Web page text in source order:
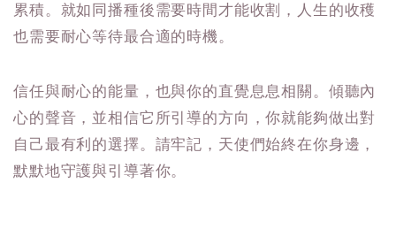
累積。就如同播種後需要時間才能收割，人生的收穫
也需要耐心等待最合適的時機。
信任與耐心的能量，也與你的直覺息息相關。傾聽內
心的聲音，並相信它所引導的方向，你就能夠做出對
自己最有利的選擇。請牢記，天使們始終在你身邊，
默默地守護與引導著你。